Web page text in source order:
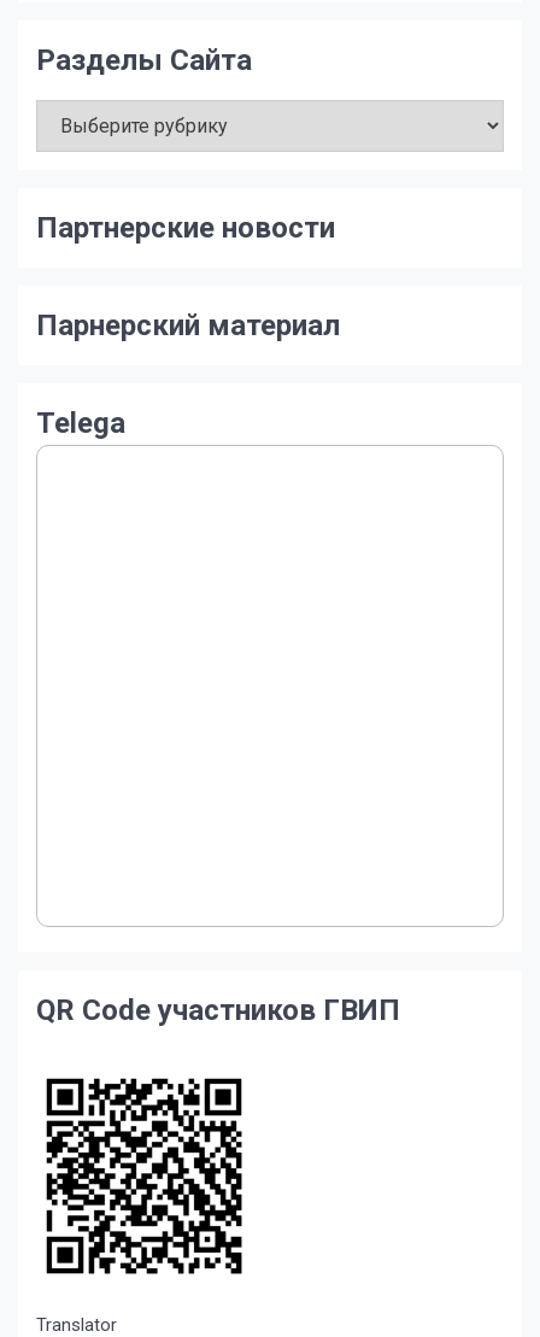
Разделы Сайта
Сайта
Партнерские новости
Парнерский материал
Telega
QR Code участников ГВИП
Translator